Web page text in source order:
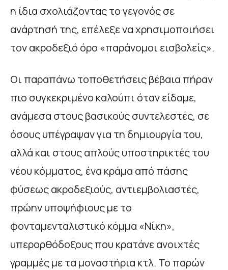
η ίδια σχολιάζοντας το γεγονός σε
ανάρτησή της, επέλεξε να χρησιμοποιήσει
τον ακροδεξιό όρο «παράνομοι εισβολείς».
Οι παραπάνω τοποθετήσεις βέβαια πήραν
πιο συγκεκριμένο καλούπι όταν είδαμε,
ανάμεσα στους βασικούς συντελεστές, σε
όσους υπέγραψαν για τη δημιουργία του,
αλλά και στους απλούς υποστηρικτές του
νέου κόμματος, ένα κράμα από πάσης
φύσεως ακροδεξιούς, αντιεμβολιαστές,
πρώην υποψήφιους με το
φονταμενταλιστικό κόμμα «Νίκη»,
υπερορθόδοξους που κρατάνε ανοιχτές
γραμμές με τα μοναστήρια κτλ. Το παρών